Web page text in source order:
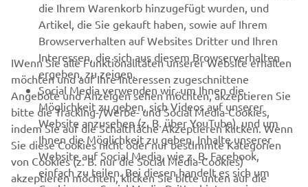
NEWSLETTER
Erfahre als Erster von den neuesten Angeboten,
Sonderveranstaltungen, Neuerscheinungen und vielem mehr.
ABONNIEREN
Lesen Sie unsere Datenschutzrichtlinie, um zu erfahren, wie wir
Ihre persönlichen Daten verarbeiten: Datenschutzerklärung.
die Ihrem Warenkorb hinzugefügt wurden, und
Artikel, die Sie gekauft haben, sowie auf Ihrem
Browserverhalten auf Websites Dritter und Ihren
Interessen, die sich aus diesem Browserverhalten
ergeben, zu zeigen.
Social Media verwenden wir, um Ihnen die
Möglichkeit zu geben, sich Videos auf unserer
Website anzusehen (z. B. über YouTube), und um
Ihnen die Möglichkeit zu geben, Inhalte unserer
Website auf Social Media, wie z. B. Facebook,
einfach zu teilen. Bei diesen handelt es sich um
IWenn Sie alle Funktionalitäten unserer Website erhalten
möchten und auf Ihre Interessen zugeschnittene
Angebote und Anzeigen sehen möchten, akzeptieren Sie
bitte die Tracking-/Werbe- und Social Media-Cookies,
indem Sie auf die Schaltfläche Akzeptieren klicken. Wenn
Sie diese Cookies nicht oder nur bestimmte Kategorien
von Cookies (z. B. nur die Social Media-Cookies)
akzeptieren möchten, klicken Sie bitte unten auf die